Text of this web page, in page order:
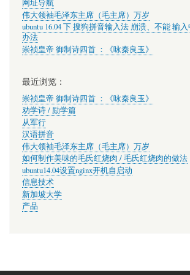
网址导航
伟大领袖毛泽东主席（毛主席）万岁
ubuntu 16.04 下 搜狗拼音输入法 崩溃、不能 输
办法
崇祯皇帝 御制诗四首 ：《咏秦良玉》
最近浏览：
崇祯皇帝 御制诗四首 ：《咏秦良玉》
劝学诗 / 励学篇
从军行
汉语拼音
伟大领袖毛泽东主席（毛主席）万岁
如何制作美味的毛氏红烧肉 / 毛氏红烧肉的做法
ubuntu14.04设置nginx开机自启动
信息技术
新加坡大学
产品